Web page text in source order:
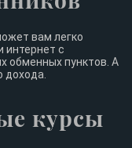
вам легко
интернет с
обменных пунктов. А
дохода.
курсы